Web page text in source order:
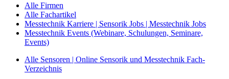
Alle Firmen
Alle Fachartikel
Messtechnik Karriere | Sensorik Jobs | Messtechnik Jobs
Messtechnik Events (Webinare, Schulungen, Seminare,
Events)
Alle Sensoren | Online Sensorik und Messtechnik Fach-
Verzeichnis